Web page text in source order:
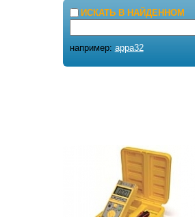
ИСКАТЬ В НАЙДЕННОМ
например: appa32